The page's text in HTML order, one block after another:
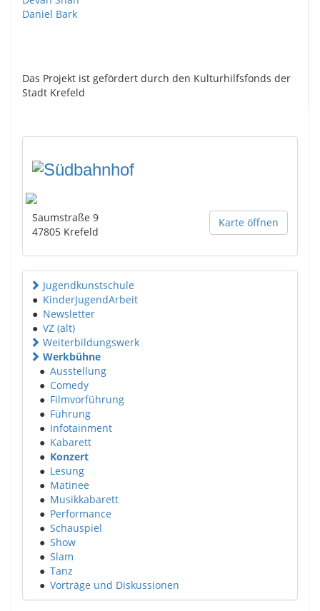
Daniel Bark
Das Projekt ist gefördert durch den Kulturhilfsfonds der
Stadt Krefeld
Karte öffnen
Saumstraße 9
47805 Krefeld
Jugendkunstschule
● KinderJugendArbeit
● Newsletter
● VZ (alt)
Weiterbildungswerk
Werkbühne
● Ausstellung
● Comedy
● Filmvorführung
● Führung
● Infotainment
● Kabarett
● Konzert
● Lesung
● Matinee
● Musikkabarett
● Performance
● Schauspiel
● Show
● Slam
● Tanz
● Vorträge und Diskussionen